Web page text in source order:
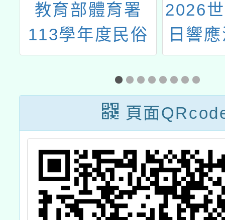
教育部體育署
113學年度民俗
體育扎根學校工
作坊暨花式跳繩
教學增能研習會
2026
日響
日自
安全
頁面